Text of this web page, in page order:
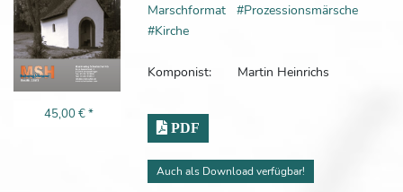
45,00 €*
Marschformat
#Prozessionsmärsche
#Kirche
Komponist: Martin Heinrichs
PDF
Auch als Download verfügbar!